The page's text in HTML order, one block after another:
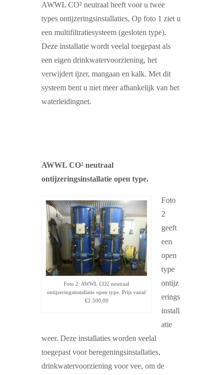
AWWL CO² neutraal heeft voor u twee
types ontijzeringsinstallaties, Op foto 1 ziet u
een multifiltratiesysteem (gesloten type).
Deze installatie wordt veelal toegepast als
een eigen drinkwatervoorziening, het
verwijdert ijzer, mangaan en kalk. Met dit
systeem bent u niet meer afhankelijk van het
waterleidingnet.
AWWL CO² neutraal
ontijzeringsinstallatie open type.
Foto 2: AWWL CO2 neutraal
ontijzeringsinstallatie open type. Prijs vanaf
€2.500,00
Foto
2
geeft
een
open
type
ontijz
erings
install
atie
weer. Deze installaties worden veelal
toegepast voor beregeningsinstallaties,
drinkwatervoorziening voor vee, om de